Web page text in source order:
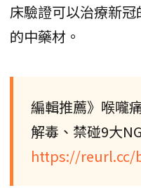
床驗證可以治療新
的中藥材。
編輯推薦》喉嚨
解毒、禁碰9大
https://reurl.cc/